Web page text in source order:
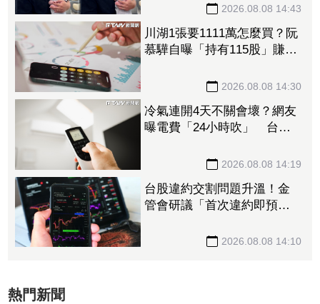
2026.08.08 14:43
川湖1張要1111萬怎麼買？阮
慕驊自曝「持有115股」賺近
2026.08.08 14:30
冷氣連開4天不關會壞？網友
曝電費「24小時吹」 台電
2026.08.08 14:19
台股違約交割問題升溫！金
管會研議「首次違約即預收
2026.08.08 14:10
熱門新聞